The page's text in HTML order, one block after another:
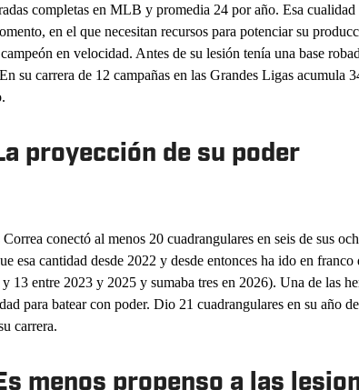
completas en MLB y promedia 24 por año. Esa
en el que necesitan recursos para potenciar su
en velocidad. Antes de su lesión tenía una base
su carrera de 12 campañas en las Grandes Ligas acumula
proyección de su poder
conectó al menos 20 cuadrangulares en seis de sus
esa cantidad desde 2022 y desde entonces ha ido en
13 entre 2023 y 2025 y sumaba tres en 2026). Una de las
para batear con poder. Dio 21 cuadrangulares en su año
carrera.
menos propenso a las